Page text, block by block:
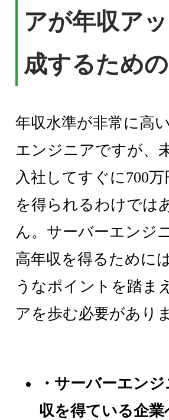
アが年収ア
成するため
年収水準が非常に高
エンジニアですが、
入社してすぐに700
を得られるわけでは
ん。サーバーエンジ
高年収を得るために
うなポイントを踏ま
アを歩む必要があり
・サーバーエン
収を得ている企業